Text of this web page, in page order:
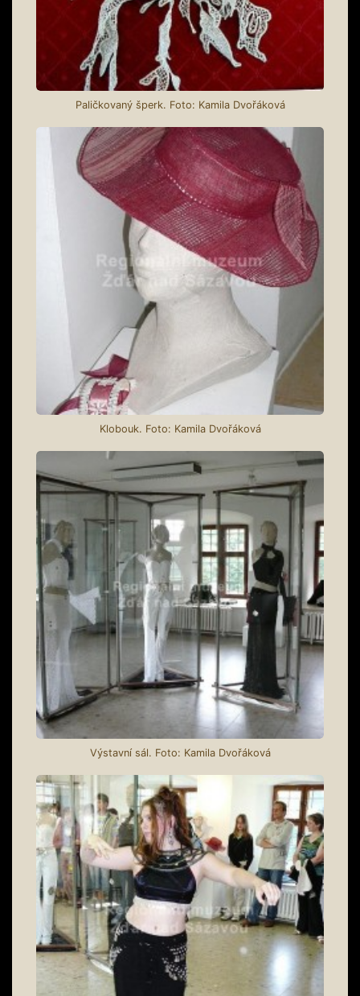
Paličkovaný šperk. Foto: Kamila Dvořáková
Klobouk. Foto: Kamila Dvořáková
Výstavní sál. Foto: Kamila Dvořáková